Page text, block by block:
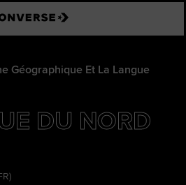
Converse
Géographique Et La Langue
DU NORD